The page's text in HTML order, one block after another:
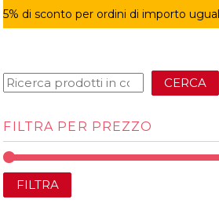
5% di sconto per ordini di importo
CERCA
FILTRA PER PREZZO
FILTRA